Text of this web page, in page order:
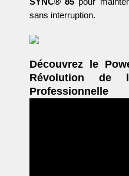
sans interruption.
Découvrez le
Révolution de
Professionnelle